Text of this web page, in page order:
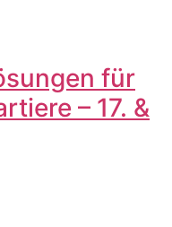
für
– 17. &